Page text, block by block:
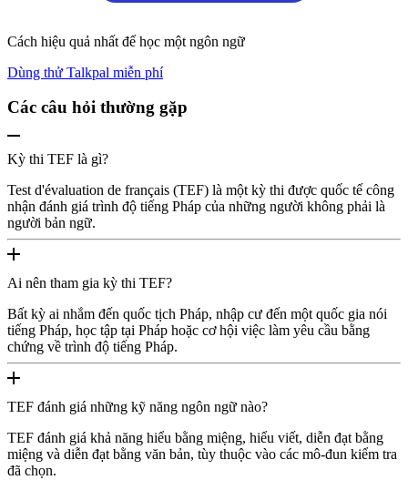
Cách hiệu quả nhất để học một ngôn ngữ
Dùng thử Talkpal miễn phí
Các câu hỏi thường gặp
Kỳ thi TEF là gì?
Test d'évaluation de français (TEF) là một kỳ thi được quốc tế công
nhận đánh giá trình độ tiếng Pháp của những người không phải là
người bản ngữ.
Ai nên tham gia kỳ thi TEF?
Bất kỳ ai nhắm đến quốc tịch Pháp, nhập cư đến một quốc gia nói
tiếng Pháp, học tập tại Pháp hoặc cơ hội việc làm yêu cầu bằng
chứng về trình độ tiếng Pháp.
TEF đánh giá những kỹ năng ngôn ngữ nào?
TEF đánh giá khả năng hiểu bằng miệng, hiểu viết, diễn đạt bằng
miệng và diễn đạt bằng văn bản, tùy thuộc vào các mô-đun kiểm tra
đã chọn.